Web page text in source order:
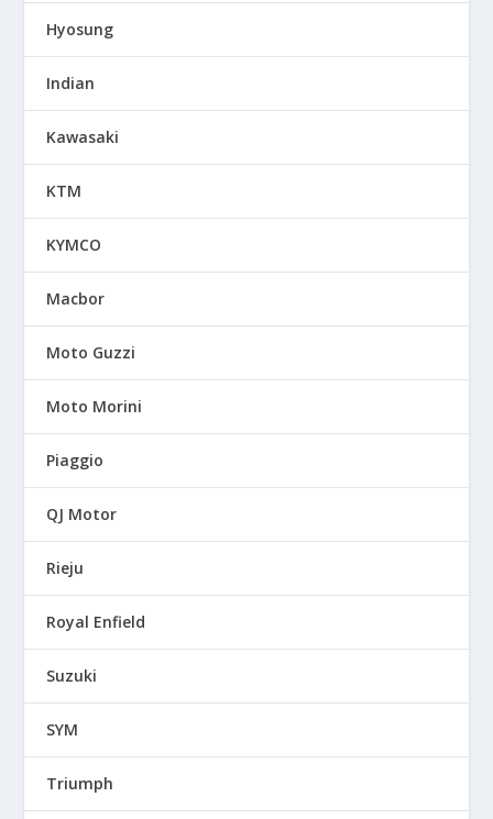
Hyosung
Indian
Kawasaki
KTM
KYMCO
Macbor
Moto Guzzi
Moto Morini
Piaggio
QJ Motor
Rieju
Royal Enfield
Suzuki
SYM
Triumph